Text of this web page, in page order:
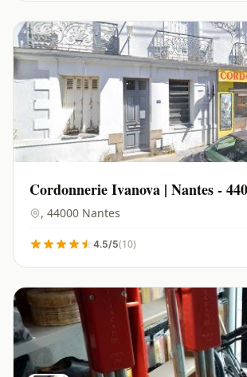
Cordonnerie Ivanova | Nantes -
, 44000 Nantes
4.5/5(10)